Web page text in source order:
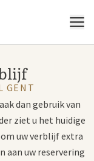
MENU
GENT
dan gebruik van
ziet u het huidige
uw verblijf extra
aan uw reservering